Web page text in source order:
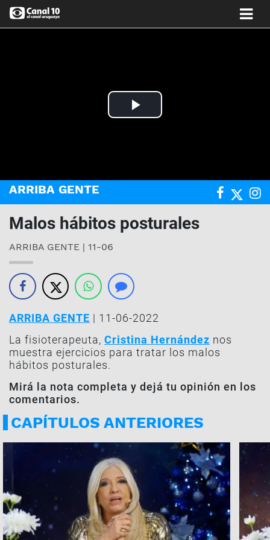
Play
ARRIBA GENTE
Malos hábitos posturales
ARRIBA GENTE | 11-06
ARRIBA GENTE | 11-06-2022
La fisioterapeuta, Cristina Hernández nos
muestra ejercicios para tratar los malos
hábitos posturales.
Mirá la nota completa y dejá tu opinión en los
comentarios.
CAPÍTULOS ANTERIORES